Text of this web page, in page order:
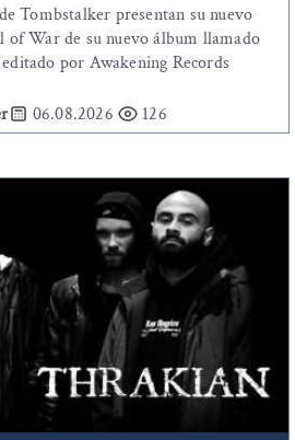
Tombstalker presentan su nuevo
War de su nuevo álbum llamado
por Awakening Records
06.08.2026 126